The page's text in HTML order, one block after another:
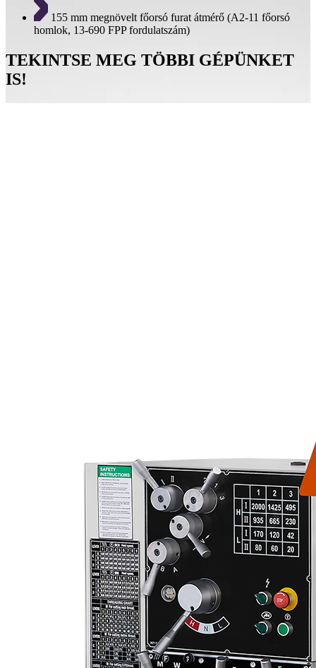
155 mm megnövelt főorsó furat átmérő (A2-11 főorsó
homlok, 13-690 FPP fordulatszám)
TEKINTSE MEG TÖBBI GÉPÜNKET
IS!